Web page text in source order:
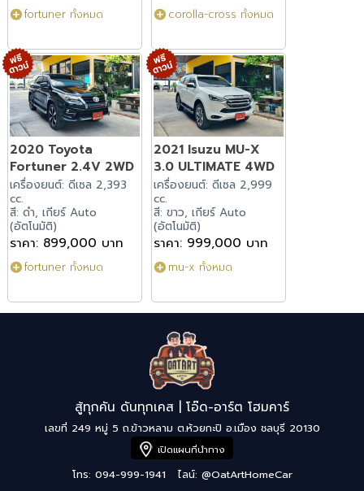
fortuner ทั้งหมด corolla-cross ทั้งหมด
2020 Toyota
Fortuner 2.4V 2WD
เครื่องยนต์: ดีเซล 2,393
cc.
สี: ดำ, เกียร์ Auto
(อัตโนมัติ)
ราคา: 899,000 บาท
fortuner ทั้งหมด
2021 Isuzu MU-X
3.0 ULTIMATE 4WD
เครื่องยนต์: ดีเซล 2,999
cc.
สี: ขาว, เกียร์ Auto
(อัตโนมัติ)
ราคา: 999,000 บาท
mu-x ทั้งหมด
สู้ทุกคัน ดันทุกเคส | โอ๊ด-อาร์ต โฮมคาร์
เลขที่ 249 หมู่ 5 ถ.ข้าวหลาม ต.ห้วยกะปิ อ.เมือง ชลบุรี 20130
เปิดแผนที่นำทาง
โทร: 094-999-1941 ไลน์: @OatArtHomeCar